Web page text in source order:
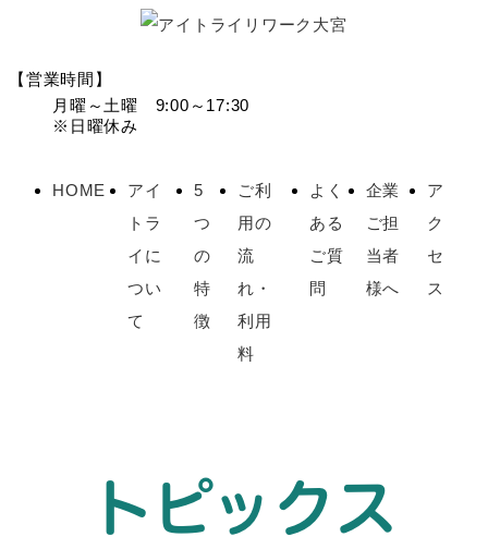
【営業時間】
月曜～土曜 9:00～17:30
※日曜休み
HOME
アイ
トラ
イに
つい
て
5
つ
の
特
徴
ご利
用の
流
れ・
利用
料
よく
ある
ご質
問
企業
ご担
当者
様へ
ア
ク
セ
ス
トピックス